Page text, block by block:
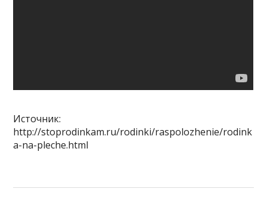
Источник:
http://stoprodinkam.ru/rodinki/raspolozhenie/rodink
a-na-pleche.html